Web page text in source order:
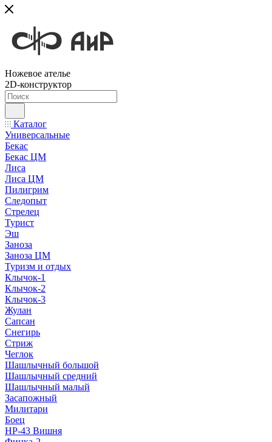
Ножевое ателье
2D-конструктор
Каталог
Универсальные
Бекас
Бекас ЦМ
Лиса
Лиса ЦМ
Пилигрим
Следопыт
Стрелец
Турист
Эш
Заноза
Заноза ЦМ
Туризм и отдых
Клычок-1
Клычок-2
Клычок-3
Жулан
Сапсан
Снегирь
Стриж
Чеглок
Шашлычный большой
Шашлычный средний
Шашлычный малый
Засапожный
Милитари
Боец
НР-43 Вишня